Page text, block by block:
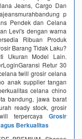
Jeans, Cargo Dan
p
Pendek dan Celana
Levi's dengan warna
Ribuan Produk
Barang Tidak Laku?
Ukuran Model Lain.
Retur 30
twill grosir celana
anak supplier tangan
celana chino
bandung, jawa barat
ready stock, grosir
terpercaya Grosir
Berkualitas